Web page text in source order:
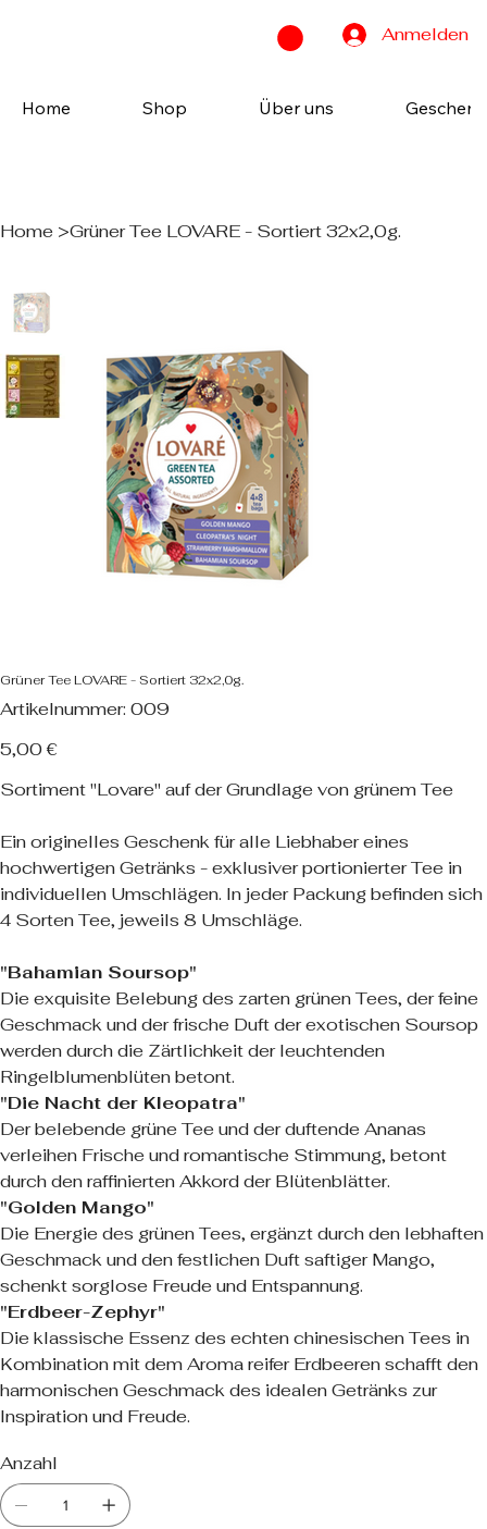
Anmelden
Home Shop Über uns
Home >Grüner Tee LOVARE - Sortiert 32x2,0g.
Grüner Tee LOVARE - Sortiert 32x2,0g.
Artikelnummer: Artikelnummer:
009
009
Preis
5,00 €
Sortiment "Lovare" auf der Grundlage von grünem Tee
Ein originelles Geschenk für alle Liebhaber eines
hochwertigen Getränks - exklusiver portionierter Tee in
individuellen Umschlägen. In jeder Packung befinden sich
4 Sorten Tee, jeweils 8 Umschläge.
"Bahamian Soursop"
Die exquisite Belebung des zarten grünen Tees, der feine
Geschmack und der frische Duft der exotischen Soursop
werden durch die Zärtlichkeit der leuchtenden
Ringelblumenblüten betont.
"Die Nacht der Kleopatra"
Der belebende grüne Tee und der duftende Ananas
verleihen Frische und romantische Stimmung, betont
durch den raffinierten Akkord der Blütenblätter.
"Golden Mango"
Die Energie des grünen Tees, ergänzt durch den lebhaften
Geschmack und den festlichen Duft saftiger Mango,
schenkt sorglose Freude und Entspannung.
"Erdbeer-Zephyr"
Die klassische Essenz des echten chinesischen Tees in
Kombination mit dem Aroma reifer Erdbeeren schafft den
harmonischen Geschmack des idealen Getränks zur
Inspiration und Freude.
Anzahl